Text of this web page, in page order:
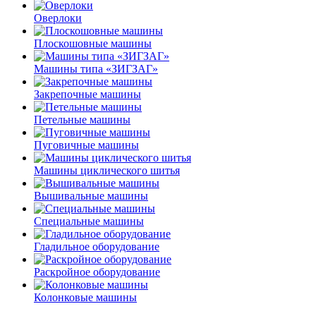
Оверлоки
Плоскошовные машины
Машины типа «ЗИГЗАГ»
Закрепочные машины
Петельные машины
Пуговичные машины
Машины циклического шитья
Вышивальные машины
Специальные машины
Гладильное оборудование
Раскройное оборудование
Колонковые машины